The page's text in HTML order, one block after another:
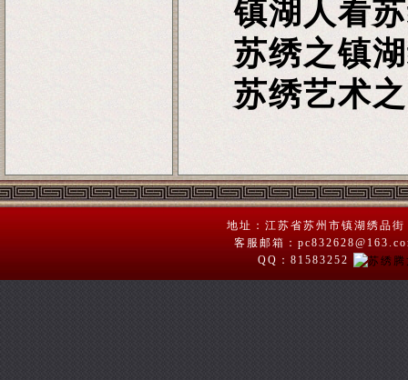
镇湖人看
苏绣之镇
苏绣艺术
地址：江苏省苏州市镇湖绣品
客服邮箱：
QQ：81583252